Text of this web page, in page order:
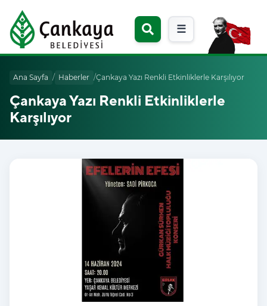
☰
Ana Sayfa / Haberler /Çankaya Yazı Renkli Etkinliklerle Karşılıyor
Çankaya Yazı Renkli Etkinliklerle
Karşılıyor